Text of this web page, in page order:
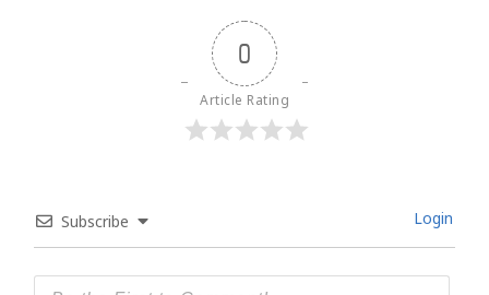
0
Article Rating
Subscribe Login